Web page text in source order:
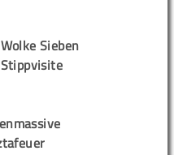
Sieben